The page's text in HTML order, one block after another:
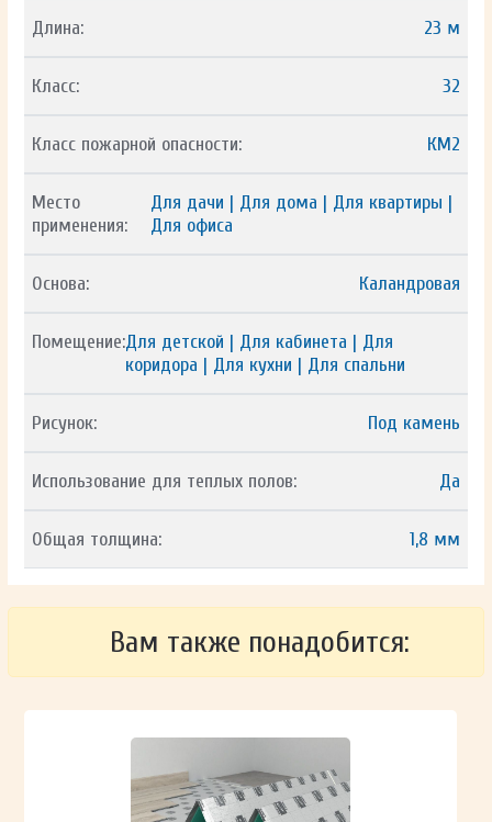
Длина: 23 м
Класс: 32
Класс пожарной опасности: КМ2
Место
применения:
Для дачи | Для дома | Для квартиры |
Для офиса
Основа: Каландровая
Помещение:Для детской | Для кабинета | Для
коридора | Для кухни | Для спальни
Рисунок: Под камень
Использование для теплых полов: Да
Общая толщина: 1,8 мм
Вам также понадобится: